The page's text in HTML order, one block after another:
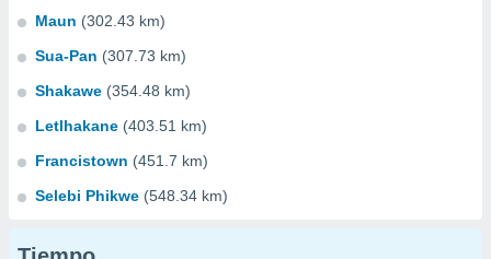
Maun (302.43 km)
Sua-Pan (307.73 km)
Shakawe (354.48 km)
Letlhakane (403.51 km)
Francistown (451.7 km)
Selebi Phikwe (548.34 km)